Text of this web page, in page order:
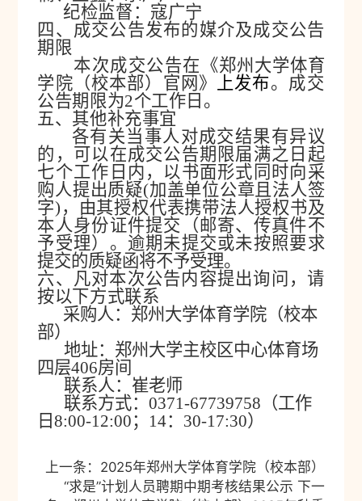
纪检监督：寇广宁
四、成交公告发布的媒介及成交公告
期限
本次成交公告在 《郑州大学体育
学院（校本部）官网》
上发布。成交
公告期限为2个工作日。
五、其他补充事宜
各有关当事人对成交结果有异议
的，可以在成交公告期限届满之日起
七个工作日内，以书面形式同时向采
购人提出质疑(加盖单位公章且法人签
字)，由其授权代表携带法人授权书及
本人身份证件提交（邮寄、传真件不
予受理）。逾期未提交或未按照要求
提交的质疑函将不予受理。
六、凡对本次公告内容提出询问，请
按以下方式联系
采购人：郑州大学体育学院（校本
部）
地址：郑州大学主校区中心体育场
四层406房间
联系人： 崔老师
联系方式：0371-67739758（工作
日8:00-12:00；14：30-17:30）
上一条： 2025年郑州大学体育学院（校本部）
“求是”计划人员聘期中期考核结果公示 下一